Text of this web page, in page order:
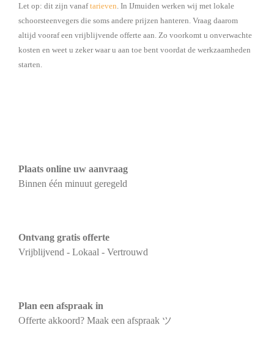
Let op: dit zijn vanaftarieven. In IJmuiden werken wij met lokale
schoorsteenvegers die soms andere prijzen hanteren. Vraag daarom
altijd vooraf een vrijblijvende offerte aan. Zo voorkomt u onverwachte
kosten en weet u zeker waar u aan toe bent voordat de werkzaamheden
starten.
Plaats online uw aanvraag
Binnen één minuut geregeld
Ontvang gratis offerte
Vrijblijvend - Lokaal - Vertrouwd
Plan een afspraak in
Offerte akkoord? Maak een afspraak ツ